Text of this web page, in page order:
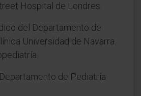
Hospital de Londres.
del Departamento de
Universidad de Navarra.
de Pediatría